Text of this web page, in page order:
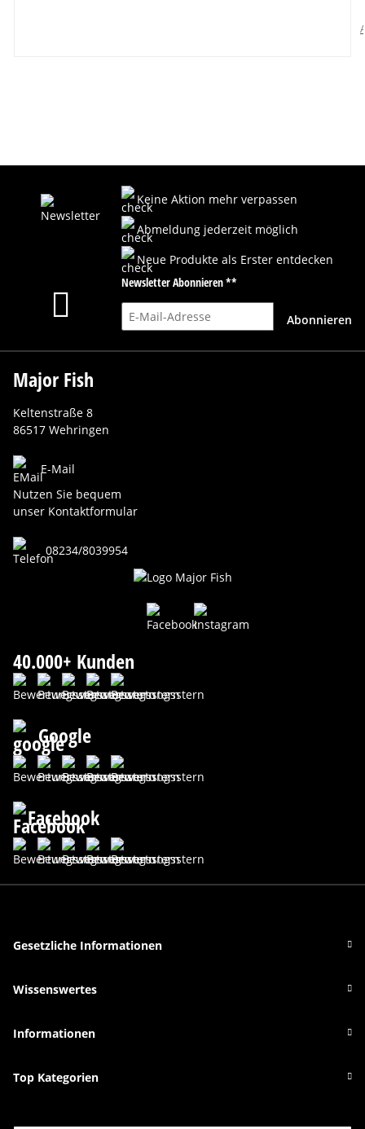
Keine Aktion mehr verpassen
Abmeldung jederzeit möglich
Neue Produkte als Erster entdecken
Newsletter Abonnieren **
E-Mail-Adresse
Abonnieren
Major Fish
Keltenstraße 8
86517 Wehringen
E-Mail
Nutzen Sie bequem
unser Kontaktformular
08234/8039954
40.000+ Kunden
Google
Facebook
Gesetzliche Informationen
Wissenswertes
Informationen
Top Kategorien